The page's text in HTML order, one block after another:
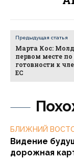
БЛИЖНИЙ
Видение
дорожная
Предыдущая статья
Марта Кос:
первом месте по
готовности к
ЕС